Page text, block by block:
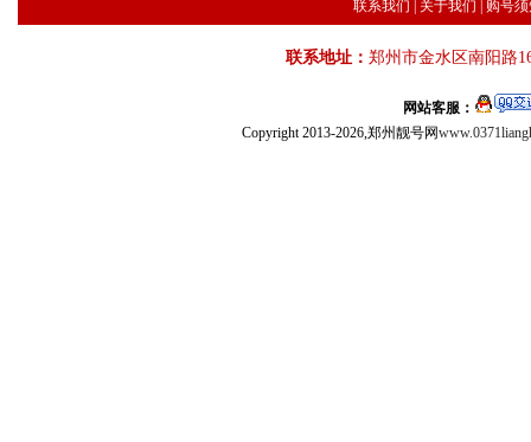
联系我们 关于我们 购号
联系地址： 郑州市金水区南阳路
网站客服：
Copyright 2013-2026,郑州靓号网